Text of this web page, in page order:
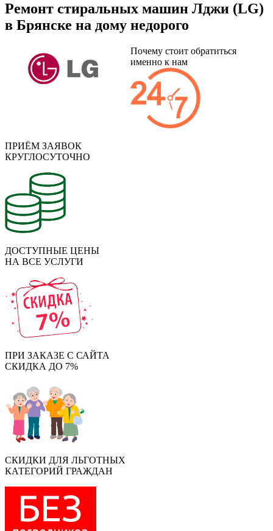
Ремонт стиральных машин Лджи (LG)
в Брянске на дому недорого
Почему стоит обратиться
именно к нам
ПРИЁМ ЗАЯВОК
КРУГЛОСУТОЧНО
ДОСТУПНЫЕ ЦЕНЫ
НА ВСЕ УСЛУГИ
ПРИ ЗАКАЗЕ С САЙТА
СКИДКА ДО 7%
СКИДКИ ДЛЯ ЛЬГОТНЫХ
КАТЕГОРИЙ ГРАЖДАН